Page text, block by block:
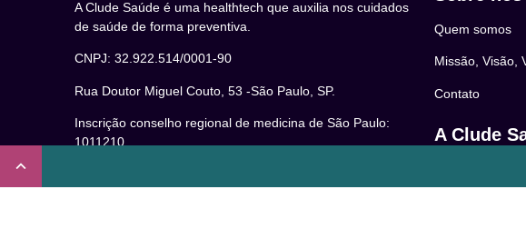
A Clude Saúde é uma healthtech que auxilia nos cuidados
de saúde de forma preventiva.
CNPJ: 32.922.514/0001-90
Rua Doutor Miguel Couto, 53 -São Paulo, SP.
Inscrição conselho regional de medicina de São Paulo:
1011210
Quem somos
Missão, Visão,
Contato
A Clude